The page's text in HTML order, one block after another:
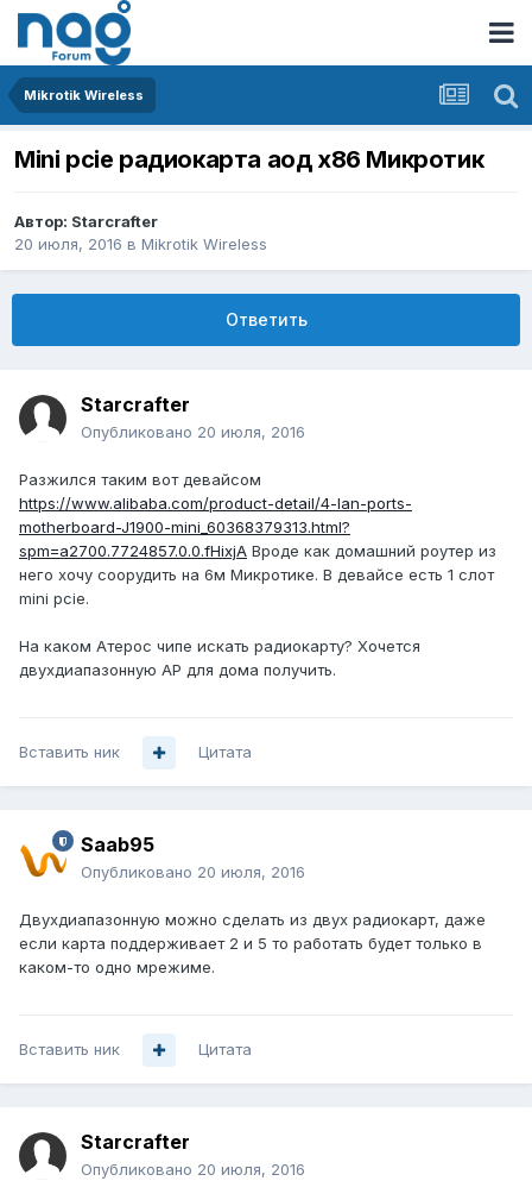
Mikrotik Wireless
Mini pcie радиокарта аод х86 Микротик
Автор: Starcrafter
20 июля, 2016 в Mikrotik Wireless
Ответить
Starcrafter
Опубликовано 20 июля, 2016
Разжился таким вот девайсом
https://www.alibaba.com/product-detail/4-lan-ports-
motherboard-J1900-mini_60368379313.html?
spm=a2700.7724857.0.0.fHixjA Вроде как домашний роутер из
него хочу соорудить на 6м Микротике. В девайсе есть 1 слот
mini pcie.
На каком Атерос чипе искать радиокарту? Хочется
двухдиапазонную AP для дома получить.
Вставить ник Цитата
Saab95
Опубликовано 20 июля, 2016
Двухдиапазонную можно сделать из двух радиокарт, даже
если карта поддерживает 2 и 5 то работать будет только в
каком-то одно мрежиме.
Вставить ник Цитата
Starcrafter
Опубликовано 20 июля, 2016